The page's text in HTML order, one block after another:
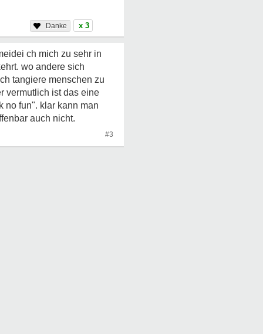
x 3
ch mich zu sehr in
wo andere sich
tangiere menschen zu
vermutlich ist das eine
no fun". klar kann man
auch nicht.
#3